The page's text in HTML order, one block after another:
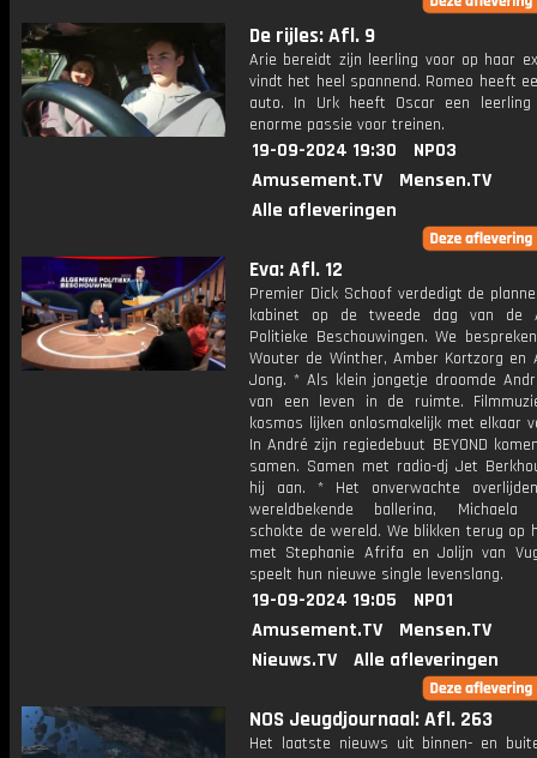
De rijles: Afl. 9
Arie bereidt zijn leerling voor op haar
vindt het heel spannend. Romeo heeft
auto. In Urk heeft Oscar een
enorme passie voor treinen.
19-09-2024 19:30
NPO3
Amusement.TV
Mensen.TV
Alle afleveringen
Eva: Afl. 12
Premier Dick Schoof verdedigt de
kabinet op de tweede dag van de
Politieke Beschouwingen. We
Wouter de Winther, Amber Kortzorg en
Jong. * Als klein jongetje droomde
van een leven in de ruimte.
kosmos lijken onlosmakelijk met elkaar
In André zijn regiedebuut BEYOND
samen. Samen met radio-dj Jet
hij aan. * Het onverwachte
wereldbekende ballerina, Michaela
schokte de wereld. We blikken terug op
met Stephanie Afrifa en Jolijn van
speelt hun nieuwe single levenslang.
19-09-2024 19:05
NPO1
Amusement.TV
Mensen.TV
Nieuws.TV
Alle afleveringen
NOS Jeugdjournaal: Afl. 263
Het laatste nieuws uit binnen- en